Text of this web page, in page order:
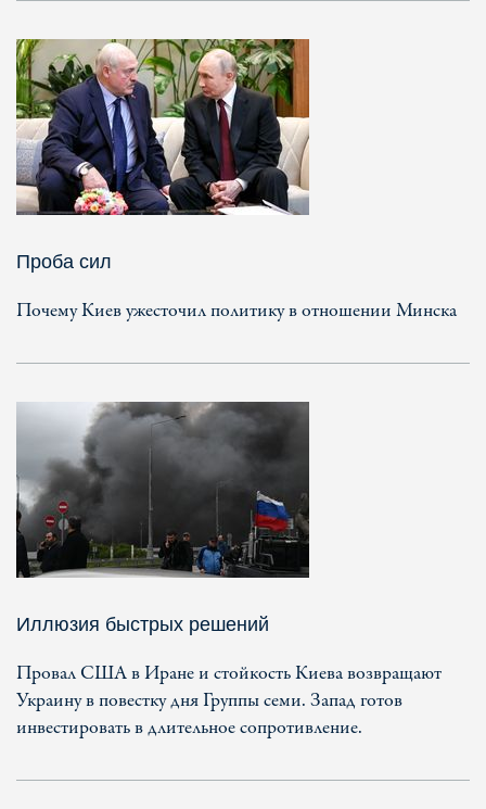
Проба сил
Почему Киев ужесточил политику в отношении Минска
Иллюзия быстрых решений
Провал США в Иране и стойкость Киева возвращают
Украину в повестку дня Группы семи. Запад готов
инвестировать в длительное сопротивление.